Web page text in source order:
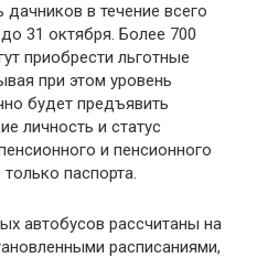
в течение всего
31 октября. Более 700
приобрести льготные
при этом уровень
будет предъявить
личность и статус
и пенсионного
паспорта.
автобусов рассчитаны на
расписаниями,